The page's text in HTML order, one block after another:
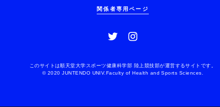
関係者専用ページ
このサイトは順天堂大学スポーツ健康科学部 陸上競技部が運営するサイトです。
© 2020 JUNTENDO UNIV.Faculty of Health and Sports Sciences.